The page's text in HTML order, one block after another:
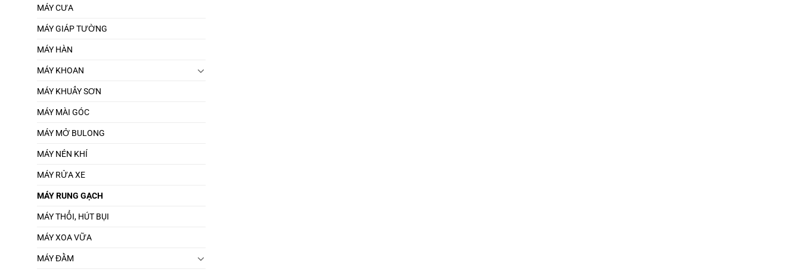
MÁY CƯA
MÁY GIÁP TƯỜNG
MÁY HÀN
MÁY KHOAN
MÁY KHUẤY SƠN
MÁY MÀI GÓC
MÁY MỞ BULONG
MÁY NÉN KHÍ
MÁY RỬA XE
MÁY RUNG GẠCH
MÁY THỔI, HÚT BỤI
MÁY XOA VỮA
MÁY ĐẦM